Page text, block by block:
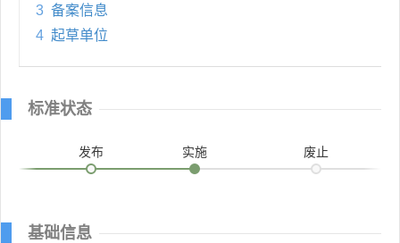
3 备案信息
4 起草单位
标准状态
发布 实施 废止
基础信息